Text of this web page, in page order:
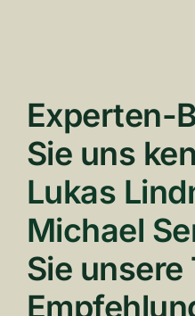
Experten-
Sie uns
Lukas
Michael
Sie unsere